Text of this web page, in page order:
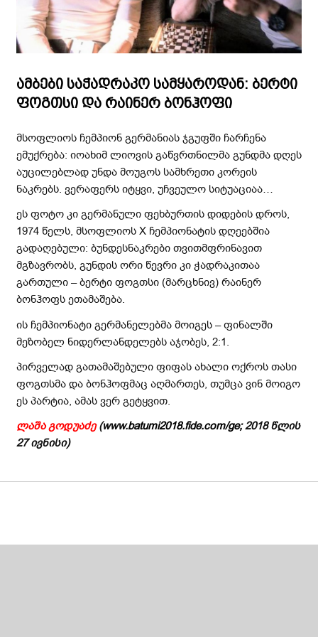
ამბები საჭადრაკო სამყაროდან: ბერტი
ფოგთსი და რაინერ ბონჰოფი
მსოფლიოს ჩემპიონ გერმანიას ჯგუფში ჩარჩენა
ემუქრება: იოახიმ ლიოვის გაწვრთნილმა გუნდმა დღეს
აუცილებლად უნდა მოუგოს სამხრეთი კორეის
ნაკრებს. ვერაფერს იტყვი, უჩვეულო სიტუაციაა…
ეს ფოტო კი გერმანული ფეხბურთის დიდების დროს,
1974 წელს, მსოფლიოს X ჩემპიონატის დღეებშია
გადაღებული: ბუნდესნაკრები თვითმფრინავით
მგზავრობს, გუნდის ორი წევრი კი ჭადრაკითაა
გართული – ბერტი ფოგთსი (მარცხნივ) რაინერ
ბონჰოფს ეთამაშება.
ის ჩემპიონატი გერმანელებმა მოიგეს – ფინალში
მეზობელ ნიდერლანდელებს აჯობეს, 2:1.
პირველად გათამაშებული ფიფას ახალი ოქროს თასი
ფოგთსმა და ბონჰოფმაც აღმართეს, თუმცა ვინ მოიგო
ეს პარტია, ამას ვერ გეტყვით.
ლაშა გოდუაძე (www.batumi2018.fide.com/ge;2018 წლის
27 ივნისი)